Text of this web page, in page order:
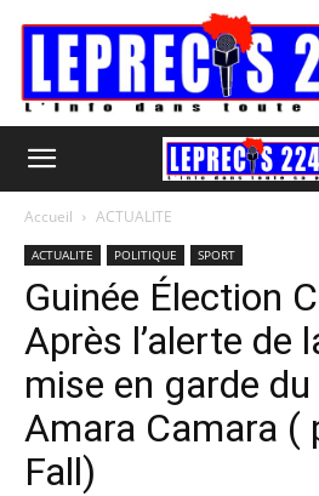
Accueil ACTUALITE
ACTUALITE POLITIQUE SPORT
Guinée Élection
Après l’alerte de
mise en garde
Amara Camara (
Fall)